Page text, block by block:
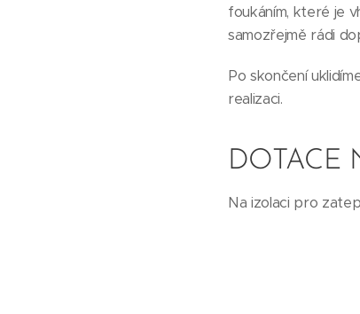
foukáním, které je
samozřejmě rádi
Po skončení
realizaci.
DOTACE
Na izolaci pro